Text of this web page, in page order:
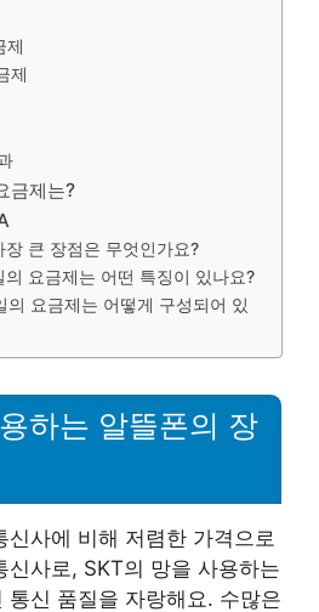
제
제
금제는?
장 큰 장점은 무엇인가요?
요금제는 어떤 특징이 있나요?
의 요금제는 어떻게 구성되어 있
하는 알뜰폰의 장
신사에 비해 저렴한 가격으로
신사로, SKT의 망을 사용하는
통신 품질을 자랑해요. 수많은